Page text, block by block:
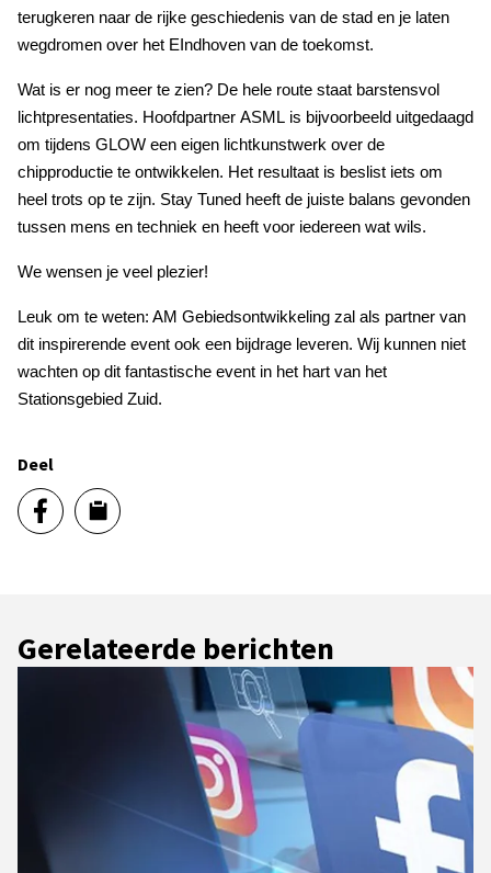
terugkeren naar de rijke geschiedenis van de stad en je laten
wegdromen over het EIndhoven van de toekomst.
Wat is er nog meer te zien? De hele route staat barstensvol
lichtpresentaties. Hoofdpartner ASML is bijvoorbeeld uitgedaagd
om tijdens GLOW een eigen lichtkunstwerk over de
chipproductie te ontwikkelen. Het resultaat is beslist iets om
heel trots op te zijn. Stay Tuned heeft de juiste balans gevonden
tussen mens en techniek en heeft voor iedereen wat wils.
We wensen je veel plezier!
Leuk om te weten: AM Gebiedsontwikkeling zal als partner van
dit inspirerende event ook een bijdrage leveren. Wij kunnen niet
wachten op dit fantastische event in het hart van het
Stationsgebied Zuid.
Deel
Gerelateerde berichten